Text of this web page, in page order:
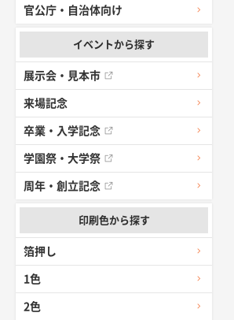
官公庁・自治体向け
イベントから探す
展示会・見本市
来場記念
卒業・入学記念
学園祭・大学祭
周年・創立記念
印刷色から探す
箔押し
1色
2色